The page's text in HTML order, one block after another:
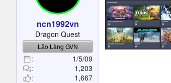
e
r
ncn1992vn
Dragon Quest
Lão Làng GVN
1/5/09
1,203
1,667